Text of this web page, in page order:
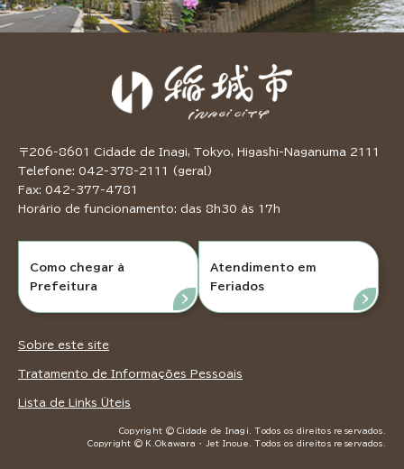
〒206-8601 Cidade de Inagi, Tokyo, Higashi-Naganuma 2111
Telefone: 042-378-2111 (geral)
Fax: 042-377-4781
Horário de funcionamento: das 8h30 às 17h
Como chegar à
Prefeitura
Atendimento em
Feriados
Sobre este site
Tratamento de Informações Pessoais
Lista de Links Úteis
Copyright © Cidade de Inagi. Todos os direitos reservados.
Copyright © K.Okawara ・ Jet Inoue. Todos os direitos reservados.